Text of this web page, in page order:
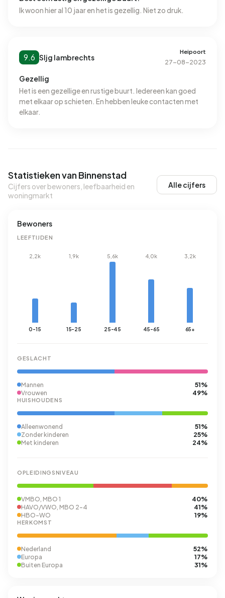
Ik woon hier al 10 jaar en het is gezellig. Niet zo druk.
9.6 Sljg lambrechts
Heipoort
27-08-2023
Gezellig
Het is een gezellige en rustige buurt. Iedereen kan goed
met elkaar op schieten. En hebben leuke contacten met
elkaar.
Statistieken van Binnenstad
Cijfers over bewoners, leefbaarheid en
woningmarkt
Alle cijfers
Bewoners
LEEFTIJDEN
2,2k
0-15
1,9k
15-25
5,6k
25-45
4,0k
45-65
3,2k
65+
GESLACHT
Mannen 51%
Vrouwen 49%
HUISHOUDENS
Alleenwonend 51%
Zonder kinderen 25%
Met kinderen 24%
OPLEIDINGSNIVEAU
VMBO, MBO 1 40%
HAVO/VWO, MBO 2-4 41%
HBO-WO 19%
HERKOMST
Nederland 52%
Europa 17%
Buiten Europa 31%